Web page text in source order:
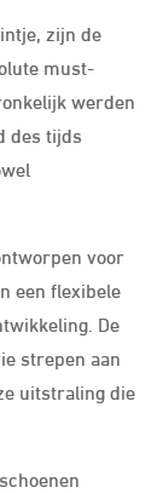
zijn de
must-
werden
des tijds
voor
een flexibele
De
strepen aan
uitstraling die